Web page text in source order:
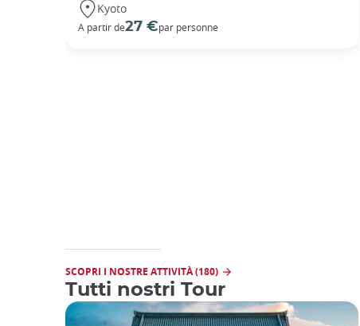
Kyoto
A partir de27 €par personne
SCOPRI I NOSTRE ATTIVITÀ (180)
Tutti nostri Tour